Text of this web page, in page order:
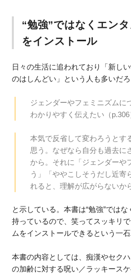
“勉強”ではなくエン
をインストール
日々の生活に追われており「新し
のはしんどい」という人も多いだ
ジェンダーやフェミニズムに
わかりやすく伝えたい（p.306
本気で反省して変わろうとす
思う。なぜなら自分も過去に
から。それに「ジェンダーや
う」「ややこしそうだし近寄
れると、理解が広がらないか
と示している。本書は“勉強”では
持っているので、笑ってスッキリ
ムをインストールできるという一石
本書の内容としては、痴漢やセク
の加齢に対する呪い／ラッキース